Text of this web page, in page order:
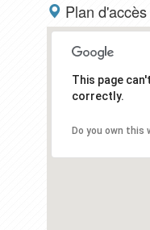
Plan d'accès
This page
correctly.
Do you own this